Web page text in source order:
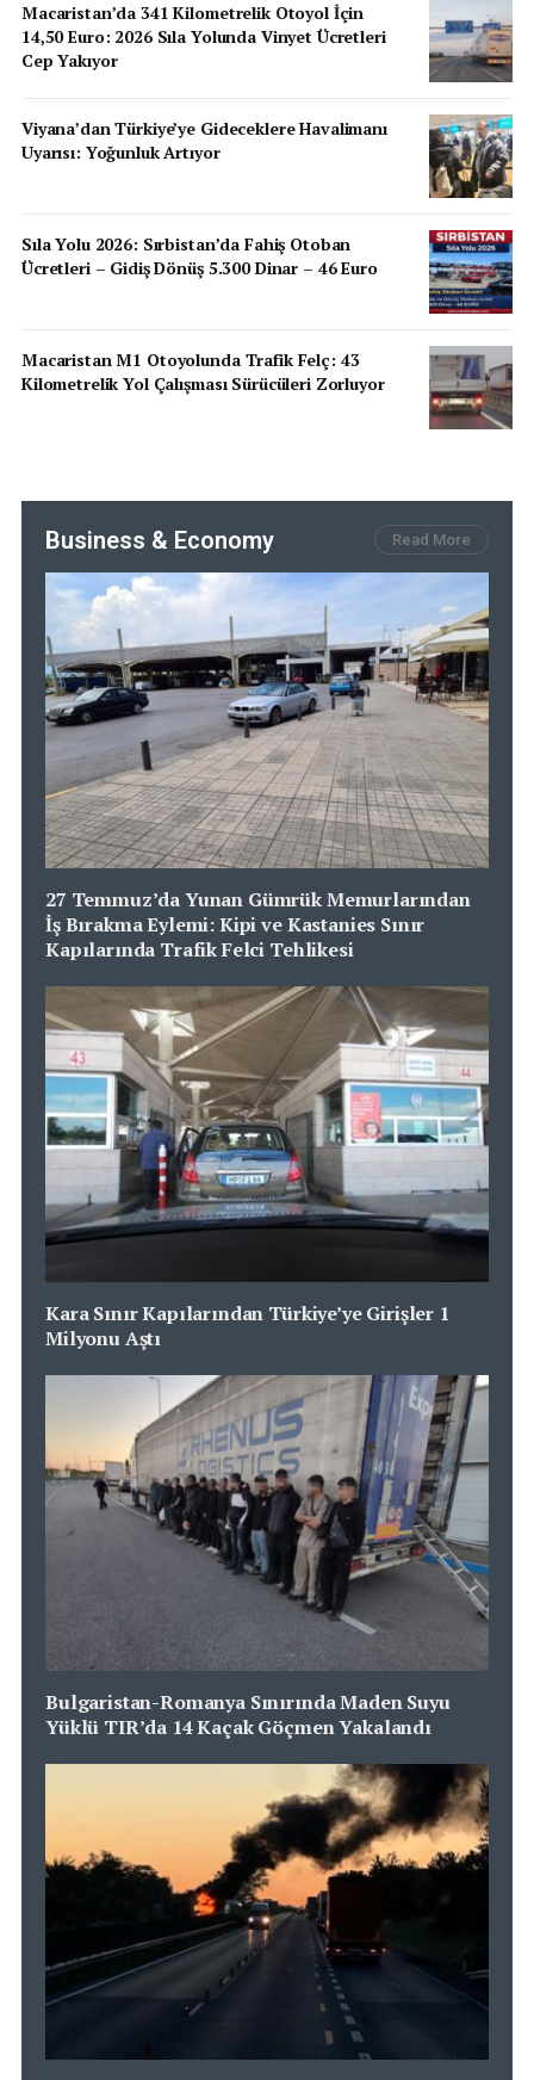
Macaristan’da 341 Kilometrelik Otoyol İçin
14,50 Euro: 2026 Sıla Yolunda Vinyet Ücretleri
Cep Yakıyor
Viyana’dan Türkiye’ye Gideceklere Havalimanı
Uyarısı: Yoğunluk Artıyor
Sıla Yolu 2026: Sırbistan’da Fahiş Otoban
Ücretleri – Gidiş Dönüş 5.300 Dinar – 46 Euro
Macaristan M1 Otoyolunda Trafik Felç: 43
Kilometrelik Yol Çalışması Sürücüleri Zorluyor
Business & Economy Read More
27 Temmuz’da Yunan Gümrük Memurlarından
İş Bırakma Eylemi: Kipi ve Kastanies Sınır
Kapılarında Trafik Felci Tehlikesi
Kara Sınır Kapılarından Türkiye’ye Girişler 1
Milyonu Aştı
Bulgaristan-Romanya Sınırında Maden Suyu
Yüklü TIR’da 14 Kaçak Göçmen Yakalandı